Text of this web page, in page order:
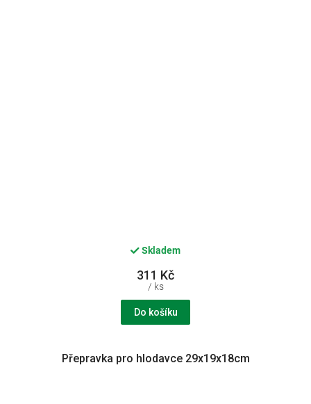
Skladem
311 Kč
/ ks
Do košíku
Přepravka pro hlodavce 29x19x18cm